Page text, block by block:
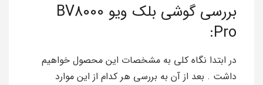
بررسی گوشی بلک ویو BV8000
Pro:
در ابتدا نگاه کلی به مشخصات این محصول خواهیم
داشت . بعد از آن به بررسی هر کدام از این موارد